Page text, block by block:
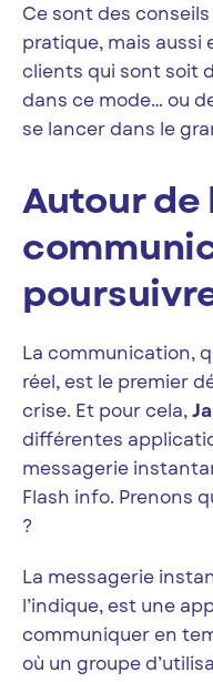
Ce sont des
pratique, mais aussi
clients qui sont soit
dans ce mode… ou
se lancer dans le
Autour de
La communication,
réel, est le premier
crise. Et pour cela,
différentes
messagerie
Flash info. Prenons
?
La messagerie
l’indique, est une
communiquer en
où un groupe